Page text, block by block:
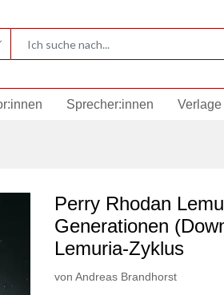
Sprecher:innen Verlage
Perry Rhodan
Generationen
Lemuria-Zyklus
von Andreas Brandhorst